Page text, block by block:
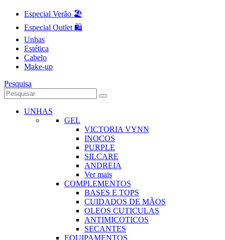
Especial Verão 🏖️
Especial Outlet 🛍️
Unhas
Estética
Cabelo
Make-up
Pesquisa
UNHAS
GEL
VICTORIA VYNN
INOCOS
PURPLE
SILCARE
ANDREIA
Ver mais
COMPLEMENTOS
BASES E TOPS
CUIDADOS DE MÃOS
OLEOS CUTICULAS
ANTIMICOTICOS
SECANTES
EQUIPAMENTOS